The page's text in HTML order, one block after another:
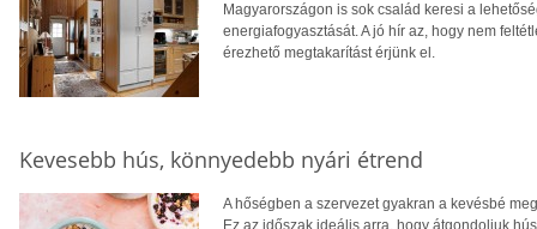
Magyarországon is sok család keresi a
energiafogyasztását. A jó hír az, hogy nem
érezhető megtakarítást érjünk el.
Kevesebb hús, könnyedebb nyári étrend
A hőségben a szervezet gyakran a kevésbé